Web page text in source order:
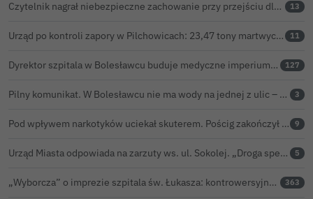
Czytelnik nagrał niebezpieczne zachowanie przy przejściu dla pieszych w Bolesławcu 13
Urząd po kontroli zapory w Pilchowicach: 23,47 tony martwych ryb i zawiadomienie do prokuratury 11
Dyrektor szpitala w Bolesławcu buduje medyczne imperium. „Gazeta Wyborcza” opisuje jego działalność w całej Polsce 127
Pilny komunikat. W Bolesławcu nie ma wody na jednej z ulic – trwa usuwanie awarii 3
Pod wpływem narkotyków uciekał skuterem. Pościg zakończył w polu kukurydzy 9
Urząd Miasta odpowiada na zarzuty ws. ul. Sokolej. „Droga spełnia wszystkie normy” 5
„Wyborcza” o imprezie szpitala św. Łukasza: kontrowersyjna gala dla pracowników 363